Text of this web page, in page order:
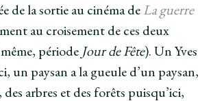
de la sortie au cinéma deLa guerre
au croisement de ces deux
période Jour de Fête). Un Yves
paysan a la gueule d’un paysan,
arbres et des forêts puisqu’ici,